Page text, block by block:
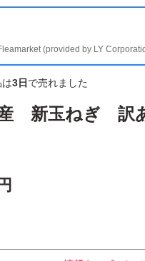
(provided by LY
は3日 で売れました
産 新玉ねぎ 訳
円